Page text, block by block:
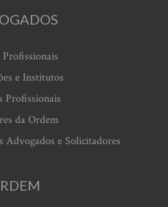
Profissionais
e Institutos
Profissionais
da Ordem
Advogados e Solicitadores